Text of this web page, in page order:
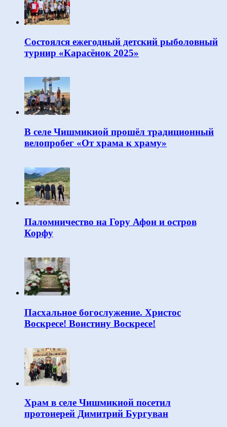
Состоялся ежегодный детский рыболовный
турнир «Карасёнок 2025»
В селе Чишмикиой прошёл традиционный
велопробег «От храма к храму»
Паломничество на Гору Афон и остров
Корфу
Пасхальное богослужение. Христос
Воскресе! Воистину Воскресе!
Храм в селе Чишмикиой посетил
протоиерей Димитрий Бургуван